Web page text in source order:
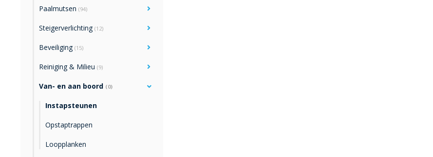
Paalmutsen (94)
Steigerverlichting (12)
Beveiliging (15)
Reiniging & Milieu (9)
Van- en aan boord (0)
Instapsteunen
Opstaptrappen
Loopplanken